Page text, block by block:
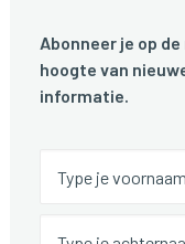
Abonneer je op
hoogte van
informatie.